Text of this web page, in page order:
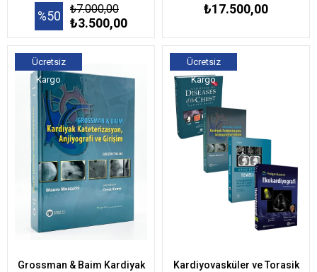
%50 ₺7.000,00
₺3.500,00
₺17.500,00
Grossman & Baim Kardiyak
Ücretsiz
Kargo
Kardiyovasküler ve Torasik
Ücretsiz
Kargo